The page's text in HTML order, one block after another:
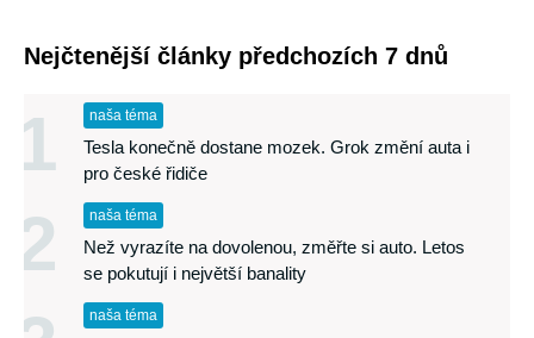
Nejčtenější články předchozích 7 dnů
1 naša téma
Tesla konečně dostane mozek. Grok změní auta i
pro české řidiče
2 naša téma
Než vyrazíte na dovolenou, změřte si auto. Letos
se pokutují i největší banality
naša téma